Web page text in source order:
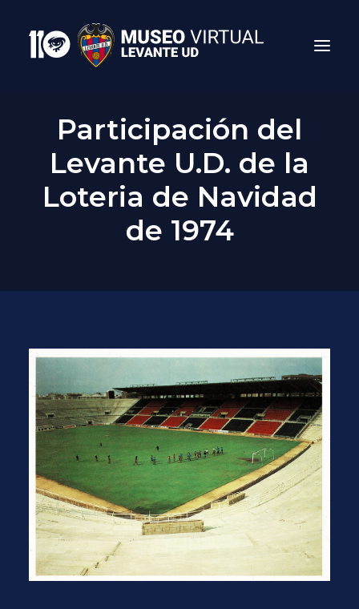
Search
Participación del
Levante U.D. de la
Loteria de Navidad
de 1974